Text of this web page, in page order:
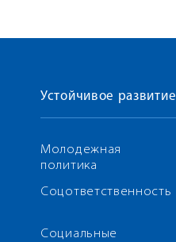
Устойчивое развитие
Молодежная
политика
Соцответственность
Социальные